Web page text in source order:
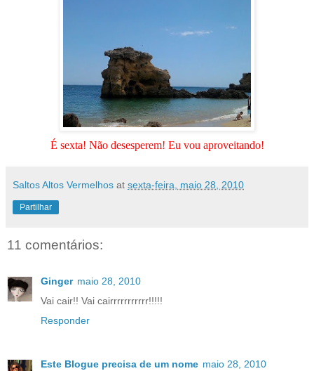
É sexta! Não desesperem! Eu vou aproveitando!
Saltos Altos Vermelhos at sexta-feira, maio 28, 2010
Partilhar
11 comentários:
Ginger maio 28, 2010
Vai cair!! Vai cairrrrrrrrrrr!!!!!
Responder
Este Blogue precisa de um nome maio 28, 2010